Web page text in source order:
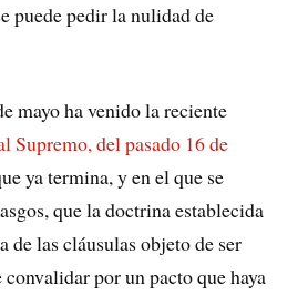
puede pedir la nulidad de
mayo ha venido la reciente
Supremo, del pasado 16 de
ya termina, y en el que se
que la doctrina establecida
de las cláusulas objeto de ser
convalidar por un pacto que haya